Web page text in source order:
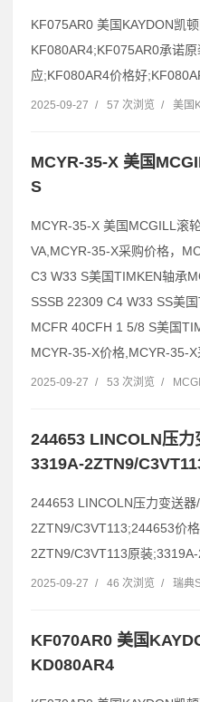
KF075AR0 美国KAYDON凯
KF080AR4;KF075AR0承诺
应;KF080AR4价格好
2025-09-27 / 57 次浏览 / 美国
MCYR-35-X 美国
S
MCYR-35-X 美国MCGILL滚
VA,MCYR-35-X采购价格，
C3 W33 S美国TIMKEN轴承
SSSB 22309 C4 W33 SS美
MCFR 40CFH 1 5/8 S美国
MCYR-35-X价格,MCYR-35-X
2025-09-27 / 53 次浏览 /
244653 LINCOLN压力
3319A-2ZTN9/
244653 LINCOLN压力变送
2ZTN9/C3VT113;244653价
2ZTN9/C3VT113原装
2025-09-27 / 46 次浏览 / 瑞典
KF070AR0 美国
KD080AR4